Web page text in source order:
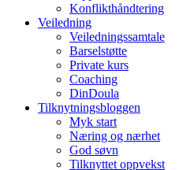
Konflikthåndtering
Veiledning
Veiledningssamtale
Barselstøtte
Private kurs
Coaching
DinDoula
Tilknytningsbloggen
Myk start
Næring og nærhet
God søvn
Tilknyttet oppvekst